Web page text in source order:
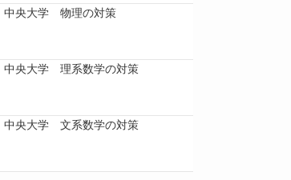
中央大学 物理の対策
中央大学 理系数学の対策
中央大学 文系数学の対策